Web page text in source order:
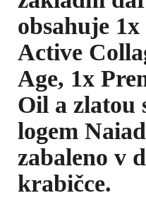
obsahuje
Active
Age, 1x
Oil a zlatou
logem
zabaleno v
krabičce.